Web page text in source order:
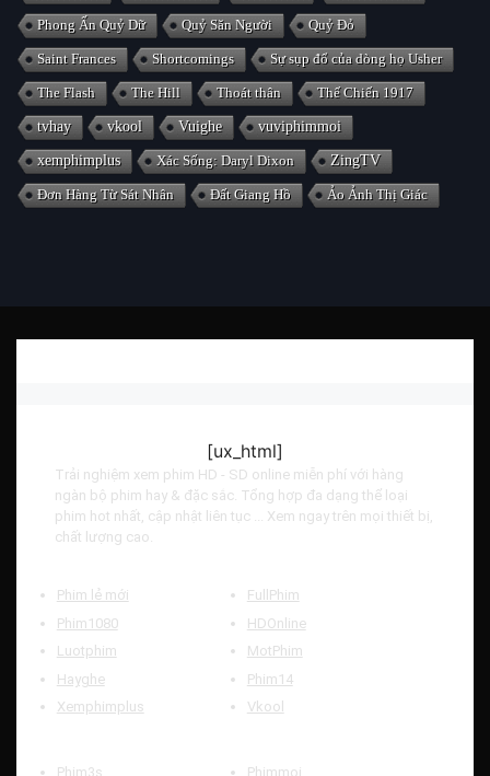
Phong Ấn Quỷ Dữ Quỷ Săn Người Quỷ Đỏ
Saint Frances Shortcomings Sự sụp đổ của dòng họ Usher
The Flash The Hill Thoát thân Thế Chiến 1917
tvhay vkool Vuighe vuviphimmoi
xemphimplus Xác Sống: Daryl Dixon ZingTV
Đơn Hàng Từ Sát Nhân Đất Giang Hồ Ảo Ảnh Thị Giác